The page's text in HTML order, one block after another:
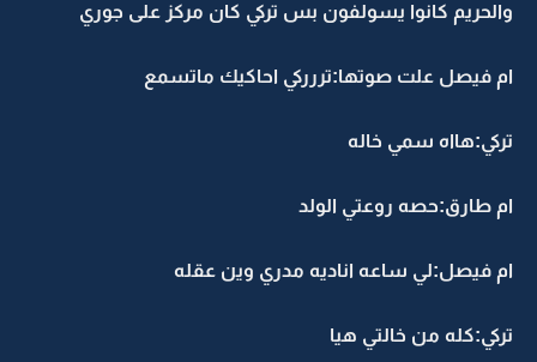
والحريم كانوا يسولفون بس تركي كان مركز على جوري
ام فيصل علت صوتها:تررركي احاكيك ماتسمع
تركي:هااه سمي خاله
ام طارق:حصه روعتي الولد
ام فيصل:لي ساعه اناديه مدري وين عقله
تركي:كله من خالتي هيا